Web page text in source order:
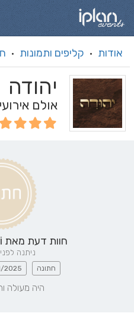
אודות · קליפים ותמונות ·
יהודה
אולם
חוות דעת מאת
ניתנה לפני 9 חודשים
חתונה 2025
היה מעולה